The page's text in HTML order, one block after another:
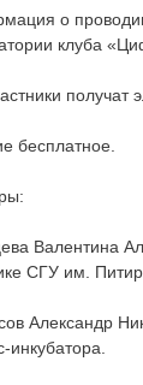
о
клуба
бесплатное.
Валентина
СГУ им.
Александр
инкубатора.